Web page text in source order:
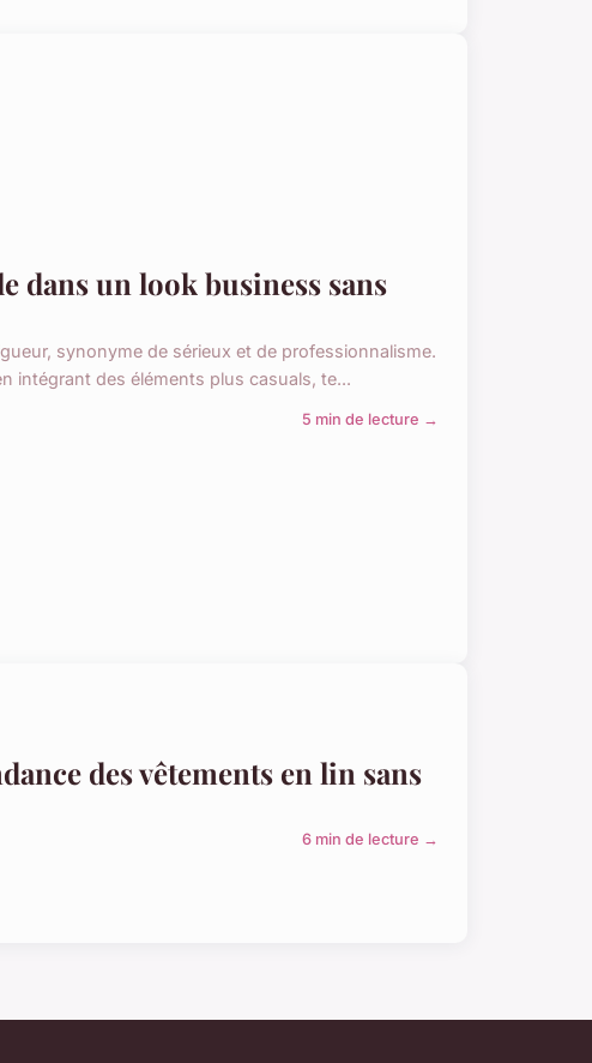
dans un look business sans
synonyme de sérieux et de professionnalisme.
intégrant des éléments plus casuals, te...
5 min de lecture →
des vêtements en lin sans
6 min de lecture →